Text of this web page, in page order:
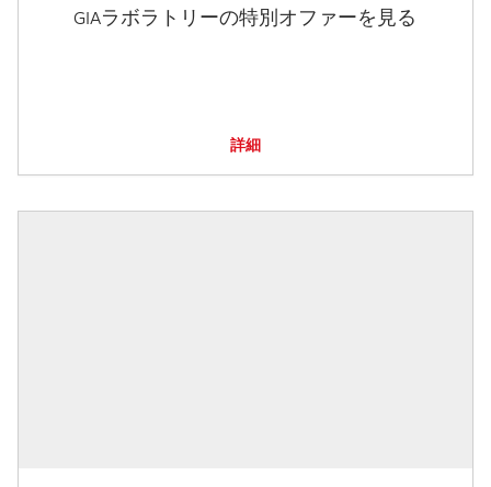
GIAラボラトリーの特別オファーを見る
詳細